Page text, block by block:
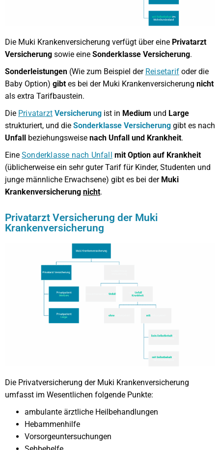
Die Muki Krankenversicherung verfügt über eine Privatarzt
Versicherung sowie eine Sonderklasse Versicherung.
Sonderleistungen (Wie zum Beispiel der Reisetarif oder die
Baby Option) gibt es bei der Muki Krankenversicherung nicht
als extra Tarifbaustein.
Die Privatarzt Versicherung ist in Medium und Large
strukturiert, und die Sonderklasse Versicherung gibt es nach
Unfall beziehungsweise nach Unfall und Krankheit.
Eine Sonderklasse nach Unfall mit Option auf Krankheit
(üblicherweise ein sehr guter Tarif für Kinder, Studenten und
junge männliche Erwachsene) gibt es bei der Muki
Krankenversicherung nicht.
Privatarzt Versicherung der Muki
Krankenversicherung
Die Privatversicherung der Muki Krankenversicherung
umfasst im Wesentlichen folgende Punkte:
ambulante ärztliche Heilbehandlungen
Hebammenhilfe
Vorsorgeuntersuchungen